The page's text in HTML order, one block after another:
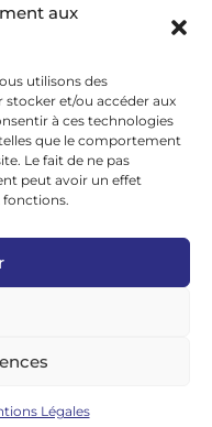
aux
utilisons des
stocker et/ou accéder aux
à ces technologies
que le comportement
Le fait de ne pas
peut avoir un effet
fonctions.
Légales